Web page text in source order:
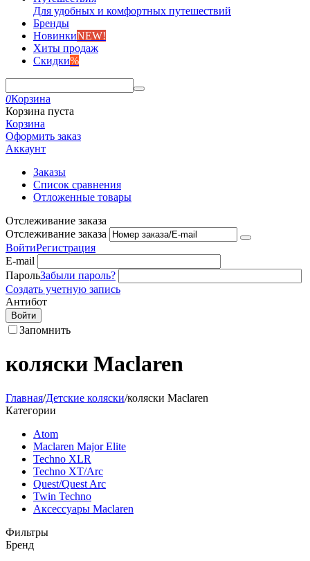
Для удобных и комфортных путешествий
Бренды
НовинкиNEW!
Хиты продаж
Скидки%
0Корзина
Корзина пуста
Корзина
Оформить заказ
Аккаунт
Заказы
Список сравнения
Отложенные товары
Отслеживание заказа
Отслеживание заказа
ВойтиРегистрация
E-mail
ПарольЗабыли пароль?
Создать учетную запись
Антибот
Войти
Запомнить
коляски Maclaren
Главная/Детские коляски/коляски Maclaren
Категории
Atom
Maclaren Major Elite
Techno XLR
Techno XT/Arc
Quest/Quest Arc
Twin Techno
Аксессуары Maclaren
Фильтры
Бренд